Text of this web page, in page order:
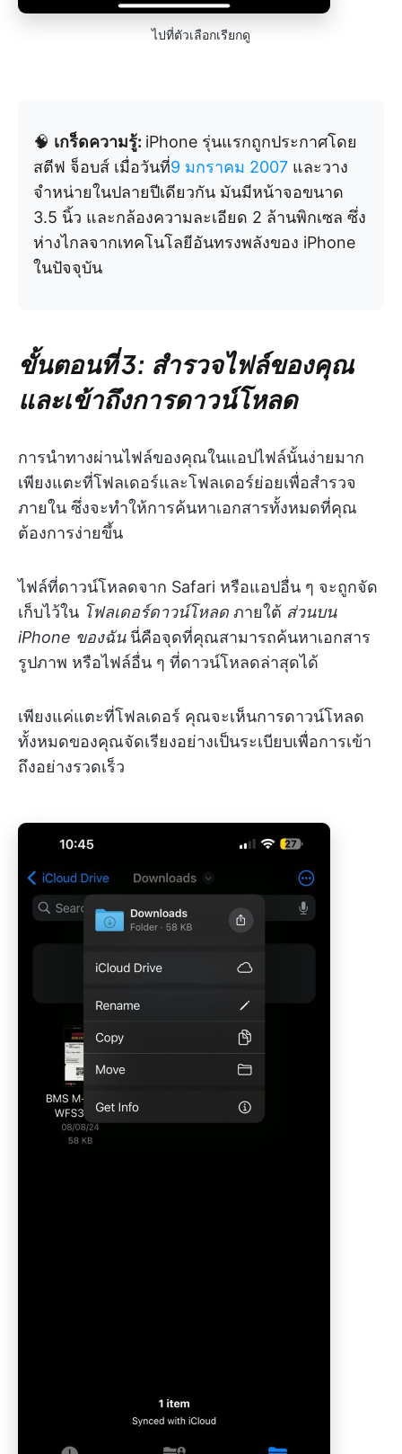
ไปที่ตัวเลือกเรียกดู
🧠 เกร็ดความรู้: iPhone รุ่นแรกถูกประกาศโดย
สตีฟ จ็อบส์ เมื่อวันที่9 มกราคม 2007 และวาง
จำหน่ายในปลายปีเดียวกัน มันมีหน้าจอขนาด
3.5 นิ้ว และกล้องความละเอียด 2 ล้านพิกเซล ซึ่ง
ห่างไกลจากเทคโนโลยีอันทรงพลังของ iPhone
ในปัจจุบัน
ขั้นตอนที่ 3: สำรวจไฟล์ของคุณ
และเข้าถึงการดาวน์โหลด
การนำทางผ่านไฟล์ของคุณในแอปไฟล์นั้นง่ายมาก
เพียงแตะที่โฟลเดอร์และโฟลเดอร์ย่อยเพื่อสำรวจ
ภายใน ซึ่งจะทำให้การค้นหาเอกสารทั้งหมดที่คุณ
ต้องการง่ายขึ้น
ไฟล์ที่ดาวน์โหลดจาก Safari หรือแอปอื่น ๆ จะถูกจัด
เก็บไว้ใน โฟลเดอร์ดาวน์โหลด ภายใต้ ส่วนบน
iPhone ของฉันนี่คือจุดที่คุณสามารถค้นหาเอกสาร
รูปภาพ หรือไฟล์อื่น ๆ ที่ดาวน์โหลดล่าสุดได้
เพียงแค่แตะที่โฟลเดอร์ คุณจะเห็นการดาวน์โหลด
ทั้งหมดของคุณจัดเรียงอย่างเป็นระเบียบเพื่อการเข้า
ถึงอย่างรวดเร็ว